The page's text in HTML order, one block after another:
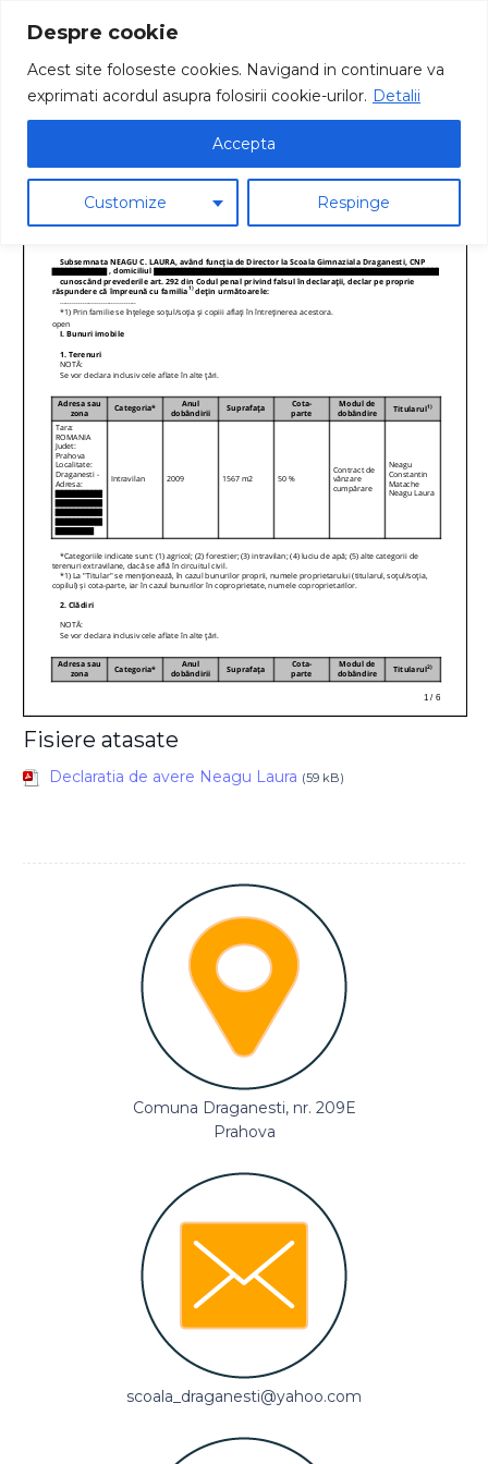
Despre cookie
Acest site foloseste cookies. Navigand in continuare va
exprimati acordul asupra folosirii cookie-urilor. Detalii
Customize Respinge
Accepta
Fisiere atasate
Declaratia de avere Neagu Laura (59 kB)
Comuna Draganesti, nr. 209E
Prahova
scoala_draganesti@yahoo.com